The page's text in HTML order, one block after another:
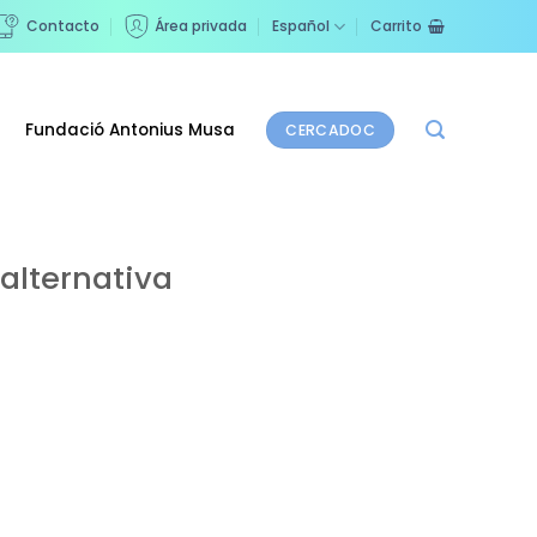
Contacto Área privada Español Carrito
Fundació Antonius Musa CERCADOC